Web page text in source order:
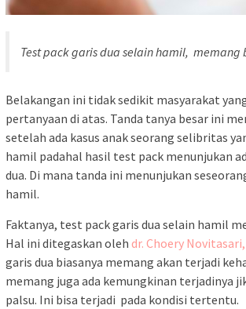
Test pack garis dua selain hamil, memang
Belakangan ini tidak sedikit masyarakat
pertanyaan di atas. Tanda tanya besar ini
setelah ada kasus anak seorang selibritas
hamil padahal hasil test pack menunjukan
dua. Di mana tanda ini menunjukan
hamil.
Faktanya, test pack garis dua selain hamil
Hal ini ditegaskan oleh dr. Choery Novitasari,
garis dua biasanya memang akan terjadi
memang juga ada kemungkinan terjadinya
palsu. Ini bisa terjadi pada kondisi tertentu.